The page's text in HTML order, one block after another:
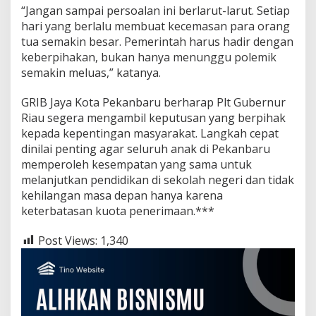
“Jangan sampai persoalan ini berlarut-larut. Setiap
hari yang berlalu membuat kecemasan para orang
tua semakin besar. Pemerintah harus hadir dengan
keberpihakan, bukan hanya menunggu polemik
semakin meluas,” katanya.
GRIB Jaya Kota Pekanbaru berharap Plt Gubernur
Riau segera mengambil keputusan yang berpihak
kepada kepentingan masyarakat. Langkah cepat
dinilai penting agar seluruh anak di Pekanbaru
memperoleh kesempatan yang sama untuk
melanjutkan pendidikan di sekolah negeri dan tidak
kehilangan masa depan hanya karena
keterbatasan kuota penerimaan.***
Post Views: 1,340